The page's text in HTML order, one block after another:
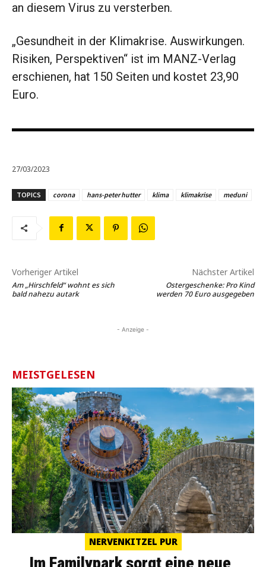
an diesem Virus zu versterben.
„Gesundheit in der Klimakrise. Auswirkungen.
Risiken, Perspektiven“ ist im MANZ-Verlag
erschienen, hat 150 Seiten und kostet 23,90
Euro.
27/03/2023
TOPICS corona hans-peter hutter klima klimakrise meduni
Vorheriger Artikel
Am „Hirschfeld“ wohnt es sich
bald nahezu autark
Nächster Artikel
Ostergeschenke: Pro Kind
werden 70 Euro ausgegeben
- Anzeige -
MEISTGELESEN
NERVENKITZEL PUR
Im Familypark sorgt eine neue